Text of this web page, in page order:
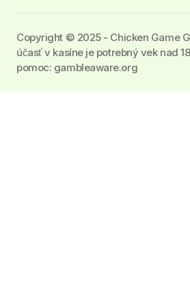
Copyright © 2025 - Chicken Game
účasť v kasíne je potrebný vek nad
pomoc: gambleaware.org